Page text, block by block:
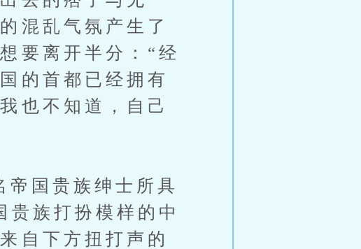
混乱气氛产生了
要离开半分：“经
的首都已经拥有
也不知道，自己
国贵族绅士所具
贵族打扮模样的中
自下方扭打声的